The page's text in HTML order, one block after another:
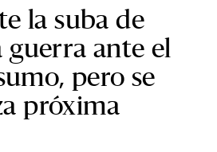
la suba de
guerra ante el
pero se
próxima